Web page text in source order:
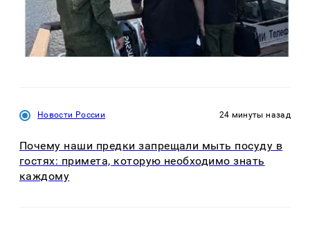
Новости России 24 минуты назад
Почему наши предки запрещали мыть посуду в
гостях: примета, которую необходимо знать
каждому